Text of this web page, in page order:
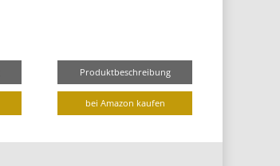
Produktbeschreibung
bei Amazon kaufen